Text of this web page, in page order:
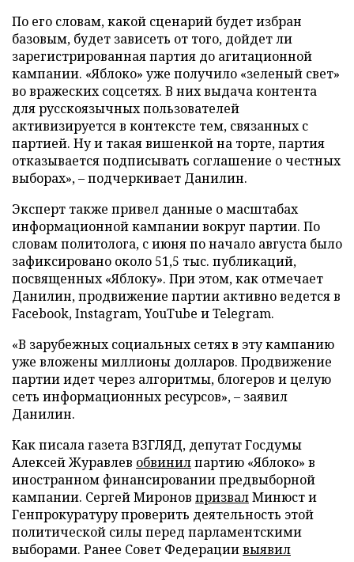
По его словам, какой сценарий будет избран
базовым, будет зависеть от того, дойдет ли
зарегистрированная партия до агитационной
кампании. «Яблоко» уже получило «зеленый свет»
во вражеских соцсетях. В них выдача контента
для русскоязычных пользователей
активизируется в контексте тем, связанных с
партией. Ну и такая вишенкой на торте, партия
отказывается подписывать соглашение о честных
выборах», – подчеркивает Данилин.
Эксперт также привел данные о масштабах
информационной кампании вокруг партии. По
словам политолога, с июня по начало августа было
зафиксировано около 51,5 тыс. публикаций,
посвященных «Яблоку». При этом, как отмечает
Данилин, продвижение партии активно ведется в
Facebook, Instagram, YouTube и Telegram.
«В зарубежных социальных сетях в эту кампанию
уже вложены миллионы долларов. Продвижение
партии идет через алгоритмы, блогеров и целую
сеть информационных ресурсов», – заявил
Данилин.
Как писала газета ВЗГЛЯД, депутат Госдумы
Алексей Журавлев обвинилпартию «Яблоко» в
иностранном финансировании предвыборной
кампании. Сергей Миронов призвалМинюст и
Генпрокуратуру проверить деятельность этой
политической силы перед парламентскими
выборами. Ранее Совет Федерациивыявил